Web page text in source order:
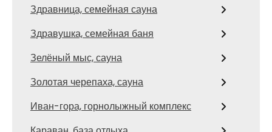
Здравница, семейная сауна
Здравушка, семейная баня
Зелёный мыс, сауна
Золотая черепаха, сауна
Иван-гора, горнолыжный комплекс